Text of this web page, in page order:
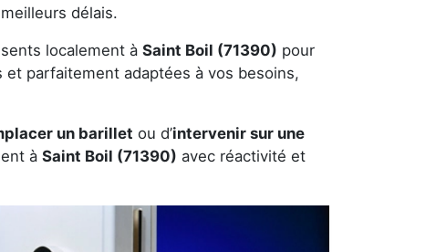
délais.
localement à Saint Boil (71390) pour
parfaitement adaptées à vos besoins,
un barillet ou d’intervenir sur une
à Saint Boil (71390) avec réactivité et